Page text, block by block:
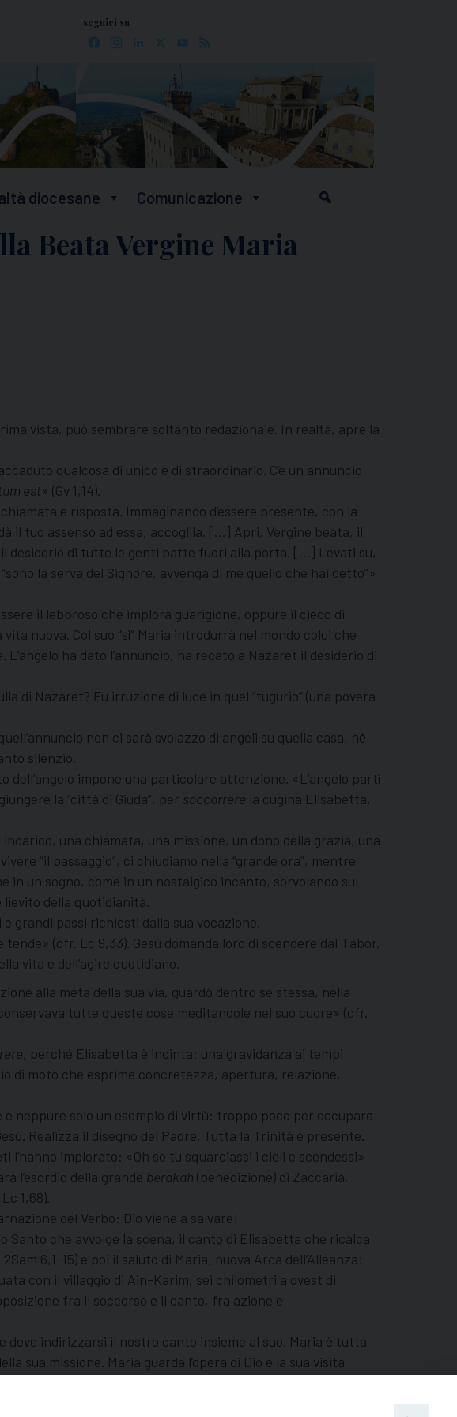
seguici su
Facebook
Instagram
LinkedIn YouTube
diocesane Comunicazione
Beata Vergine Maria
vista, può sembrare soltanto redazionale. In realtà, apre la
qualcosa di unico e di straordinario. C’è un annuncio
est» (Gv 1,14).
e risposta. Immaginando d’essere presente, con la
il tuo assenso ad essa, accoglila. […] Apri, Vergine beata, il
il desiderio di tutte le genti batte fuori alla porta. […] Levati su,
la serva del Signore, avvenga di me quello che hai detto”»
il lebbroso che implora guarigione, oppure il cieco di
nuova. Col suo “sì” Maria introdurrà nel mondo colui che
ha dato l’annuncio, ha recato a Nazaret il desiderio di
di Nazaret? Fu irruzione di luce in quel “tugurio” (una povera
non ci sarà svolazzo di angeli su quella casa, né
silenzio.
dell’angelo impone una particolare attenzione. «L’angelo partì
la “città di Giuda”, per soccorrere la cugina Elisabetta,
una chiamata, una missione, un dono della grazia, una
“il passaggio”, ci chiudiamo nella “grande ora”, mentre
un sogno, come in un nostalgico incanto, sorvolando sul
della quotidianità.
grandi passi richiesti dalla sua vocazione.
(cfr. Lc 9,33). Gesù domanda loro di scendere dal Tabor,
vita e dell’agire quotidiano.
alla meta della sua via, guardò dentro se stessa, nella
tutte queste cose meditandole nel suo cuore» (cfr.
, perché Elisabetta è incinta: una gravidanza ai tempi
di moto che esprime concretezza, apertura, relazione,
neppure solo un esempio di virtù: troppo poco per occupare
Realizza il disegno del Padre. Tutta la Trinità è presente.
l’hanno implorato: «Oh se tu squarciassi i cieli e scendessi»
l’esordio della grande berakah (benedizione) di Zaccaria,
1,68).
del Verbo: Dio viene a salvare!
Santo che avvolge la scena, il canto di Elisabetta che ricalca
6,1-15) e poi il saluto di Maria, nuova Arca dell’Alleanza!
con il villaggio di Ain-Karim, sei chilometri a ovest di
fra il soccorso e il canto, fra azione e
deve indirizzarsi il nostro canto insieme al suo. Maria è tutta
sua missione. Maria guarda l’opera di Dio e la sua visita